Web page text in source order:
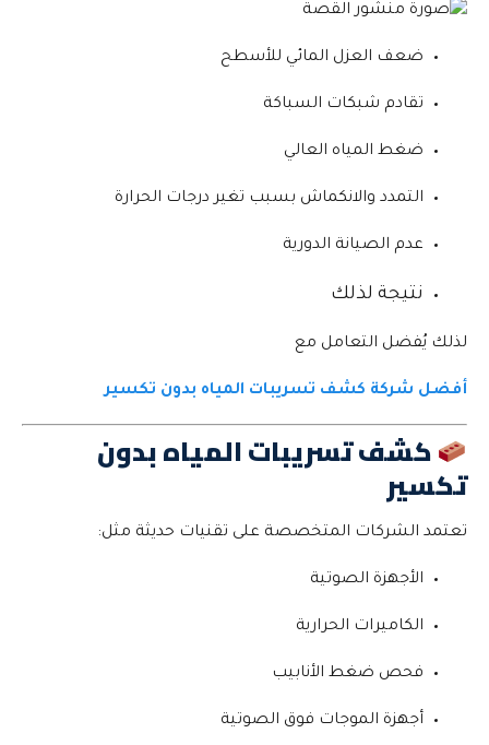
ضعف العزل المائي للأسطح
تقادم شبكات السباكة
ضغط المياه العالي
التمدد والانكماش بسبب تغير درجات الحرارة
عدم الصيانة الدورية
نتيجة لذلك
لذلك يُفضل التعامل مع
أفضل شركة كشف تسريبات المياه بدون تكسير
كشف تسريبات المياه بدون
تكسير
تعتمد الشركات المتخصصة على تقنيات حديثة مثل:
الأجهزة الصوتية
الكاميرات الحرارية
فحص ضغط الأنابيب
أجهزة الموجات فوق الصوتية